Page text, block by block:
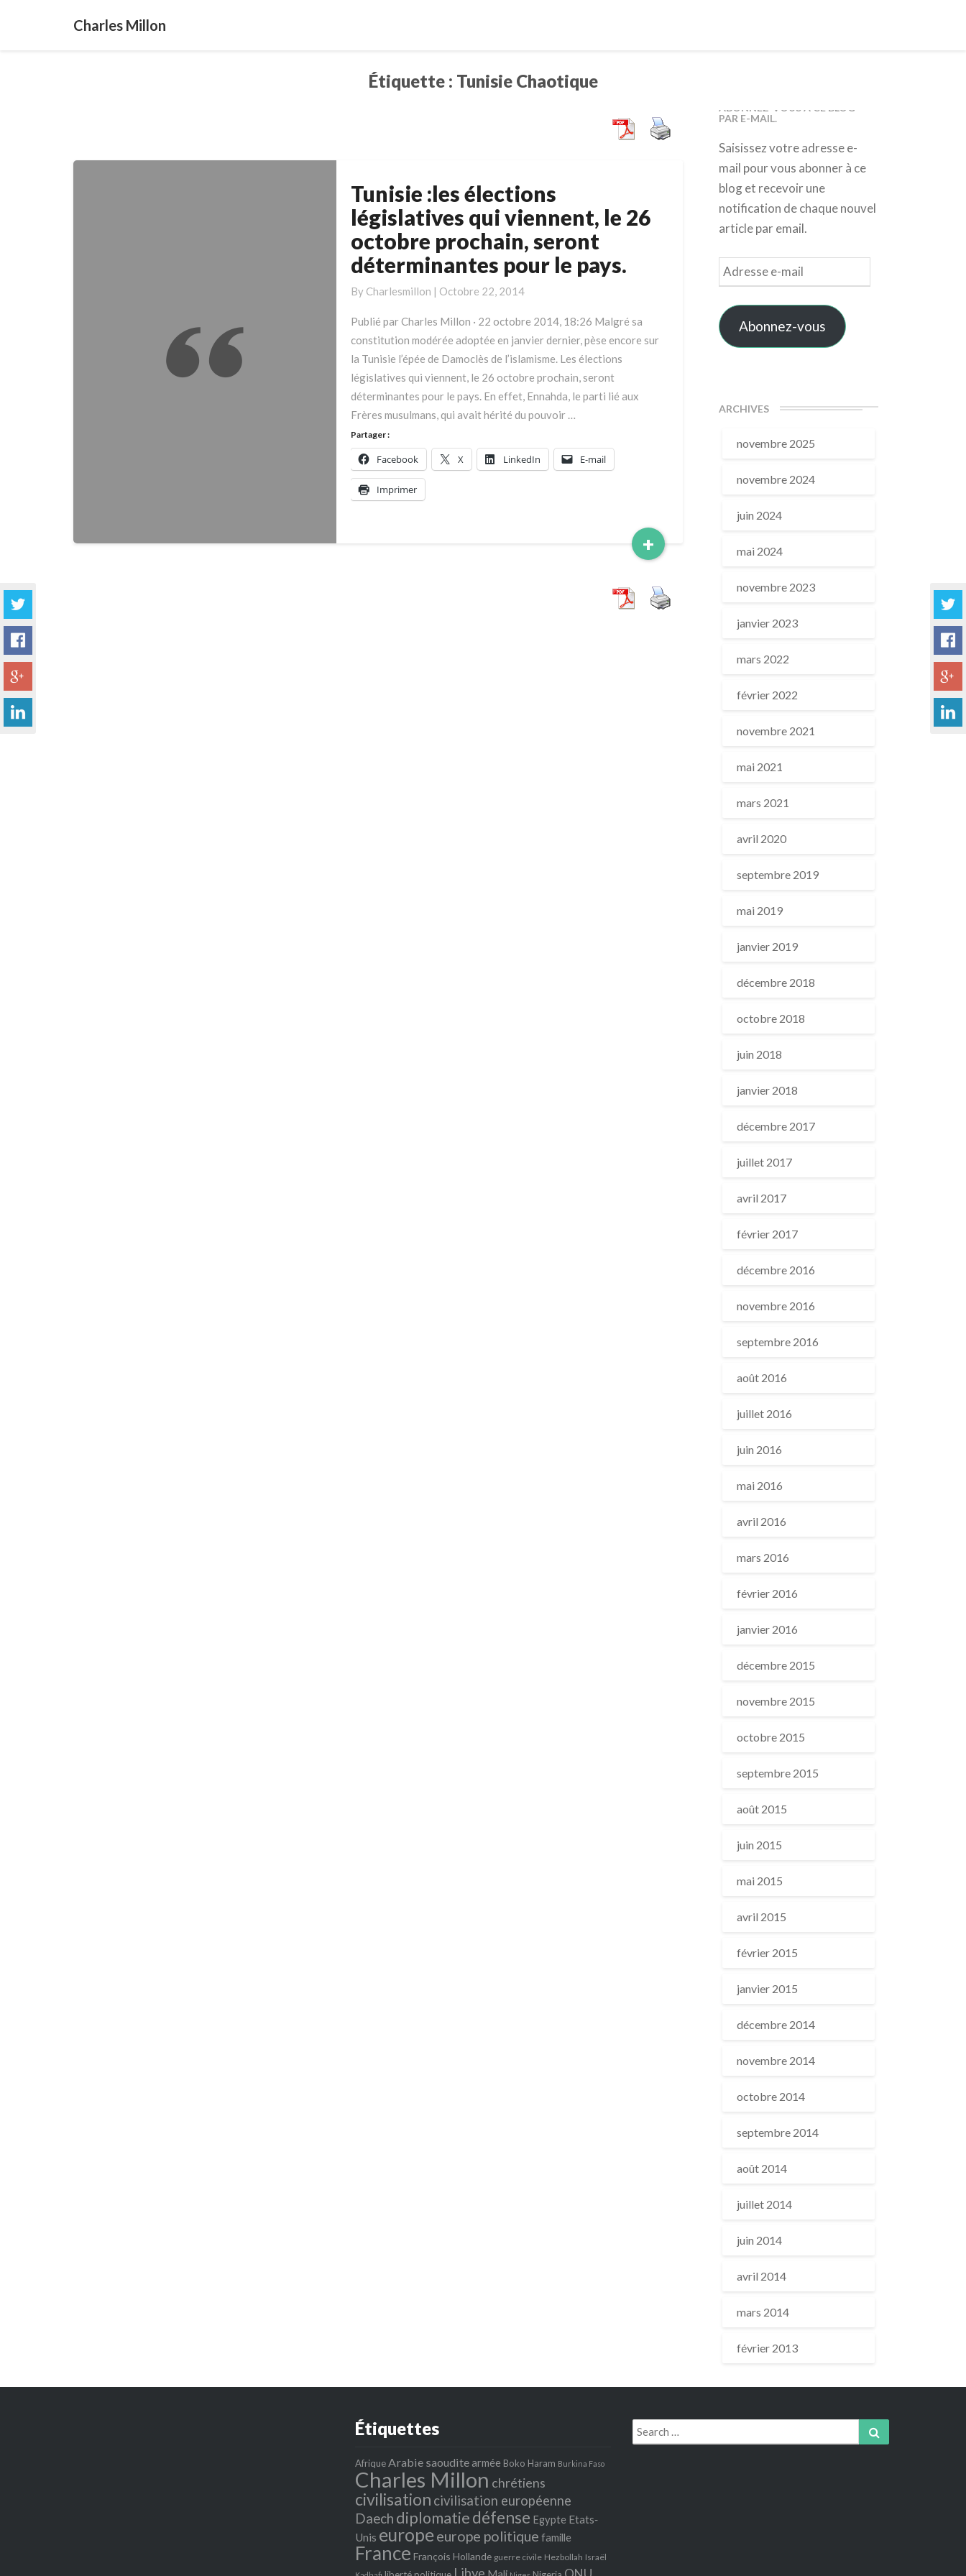
Charles Millon
Étiquette : Tunisie Chaotique
Tunisie
:les
élections
législatives
qui
le
26
octobre
prochain,
déterminantes
pour
le
pays.
Tunisie :les élections
législatives qui viennent, le 26
octobre prochain, seront
déterminantes pour le pays.
By Charlesmillon | Octobre 22, 2014
Publié par Charles Millon · 22 octobre 2014, 18:26 Malgré sa
constitution modérée adoptée en janvier dernier, pèse encore sur
la Tunisie l’épée de Damoclès de l’islamisme. Les élections
législatives qui viennent, le 26 octobre prochain, seront
déterminantes pour le pays. En effet, Ennahda, le parti lié aux
Frères musulmans, qui avait hérité du pouvoir …
+Read
More
Partager :
Facebook X LinkedIn E-mail
Imprimer
ABONNEZ-VOUS À CE BLOG
PAR E-MAIL.
Saisissez votre adresse e-
mail pour vous abonner à ce
blog et recevoir une
notification de chaque nouvel
article par email.
Adresse
e-
mail
Abonnez-vous
ARCHIVES
novembre 2025
novembre 2024
juin 2024
mai 2024
novembre 2023
janvier 2023
mars 2022
février 2022
novembre 2021
mai 2021
mars 2021
avril 2020
septembre 2019
mai 2019
janvier 2019
décembre 2018
octobre 2018
juin 2018
janvier 2018
décembre 2017
juillet 2017
avril 2017
février 2017
décembre 2016
novembre 2016
septembre 2016
août 2016
juillet 2016
juin 2016
mai 2016
avril 2016
mars 2016
février 2016
janvier 2016
décembre 2015
novembre 2015
octobre 2015
septembre 2015
août 2015
juin 2015
mai 2015
avril 2015
février 2015
janvier 2015
décembre 2014
novembre 2014
octobre 2014
septembre 2014
août 2014
juillet 2014
juin 2014
avril 2014
mars 2014
février 2013
Étiquettes
Afrique Arabie saoudite armée Boko Haram Burkina Faso
Charles Millon chrétiens
civilisation civilisation européenne
Daech diplomatiedéfense Egypte Etats‐
Unis europeeurope politique famille
France François Hollande guerre civile Hezbollah Israël
Search
for: